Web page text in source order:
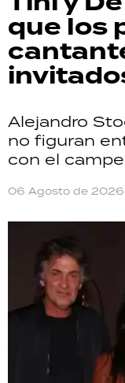
que los
Alejandro
no figuran
con el
06 Agosto de 2026